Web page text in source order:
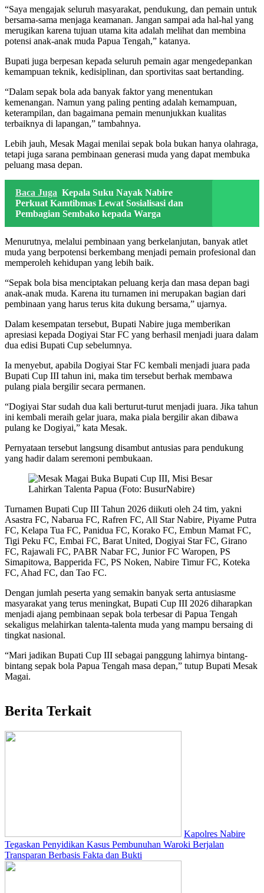
“Saya mengajak seluruh masyarakat, pendukung, dan pemain untuk
bersama-sama menjaga keamanan. Jangan sampai ada hal-hal yang
merugikan karena tujuan utama kita adalah melihat dan membina
potensi anak-anak muda Papua Tengah,” katanya.
Bupati juga berpesan kepada seluruh pemain agar mengedepankan
kemampuan teknik, kedisiplinan, dan sportivitas saat bertanding.
“Dalam sepak bola ada banyak faktor yang menentukan
kemenangan. Namun yang paling penting adalah kemampuan,
keterampilan, dan bagaimana pemain menunjukkan kualitas
terbaiknya di lapangan,” tambahnya.
Lebih jauh, Mesak Magai menilai sepak bola bukan hanya olahraga,
tetapi juga sarana pembinaan generasi muda yang dapat membuka
peluang masa depan.
Baca Juga Kepala Suku Nayak Nabire
Perkuat Kamtibmas Lewat Sosialisasi dan
Pembagian Sembako kepada Warga
Menurutnya, melalui pembinaan yang berkelanjutan, banyak atlet
muda yang berpotensi berkembang menjadi pemain profesional dan
memperoleh kehidupan yang lebih baik.
“Sepak bola bisa menciptakan peluang kerja dan masa depan bagi
anak-anak muda. Karena itu turnamen ini merupakan bagian dari
pembinaan yang harus terus kita dukung bersama,” ujarnya.
Dalam kesempatan tersebut, Bupati Nabire juga memberikan
apresiasi kepada Dogiyai Star FC yang berhasil menjadi juara dalam
dua edisi Bupati Cup sebelumnya.
Ia menyebut, apabila Dogiyai Star FC kembali menjadi juara pada
Bupati Cup III tahun ini, maka tim tersebut berhak membawa
pulang piala bergilir secara permanen.
“Dogiyai Star sudah dua kali berturut-turut menjadi juara. Jika tahun
ini kembali meraih gelar juara, maka piala bergilir akan dibawa
pulang ke Dogiyai,” kata Mesak.
Pernyataan tersebut langsung disambut antusias para pendukung
yang hadir dalam seremoni pembukaan.
Turnamen Bupati Cup III Tahun 2026 diikuti oleh 24 tim, yakni
Asastra FC, Nabarua FC, Rafren FC, All Star Nabire, Piyame Putra
FC, Kelapa Tua FC, Panidua FC, Korako FC, Embun Mamat FC,
Tigi Peku FC, Embai FC, Barat United, Dogiyai Star FC, Girano
FC, Rajawali FC, PABR Nabar FC, Junior FC Waropen, PS
Simapitowa, Bapperida FC, PS Noken, Nabire Timur FC, Koteka
FC, Ahad FC, dan Tao FC.
Dengan jumlah peserta yang semakin banyak serta antusiasme
masyarakat yang terus meningkat, Bupati Cup III 2026 diharapkan
menjadi ajang pembinaan sepak bola terbesar di Papua Tengah
sekaligus melahirkan talenta-talenta muda yang mampu bersaing di
tingkat nasional.
“Mari jadikan Bupati Cup III sebagai panggung lahirnya bintang-
bintang sepak bola Papua Tengah masa depan,” tutup Bupati Mesak
Magai.
Berita Terkait
Kapolres Nabire
Tegaskan Penyidikan Kasus Pembunuhan Waroki Berjalan
Transparan Berbasis Fakta dan Bukti